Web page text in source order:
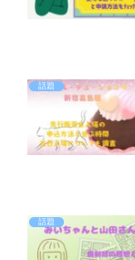
話題
話題